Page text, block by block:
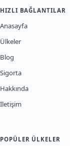
HIZLI BAĞLANTILAR
Anasayfa
Ülkeler
Blog
Sigorta
Hakkında
İletişim
POPÜLER ÜLKELER